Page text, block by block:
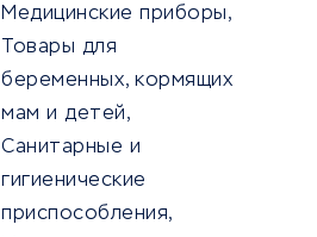
Медицинские приборы,
Товары для
беременных, кормящих
мам и детей,
Санитарные и
гигиенические
приспособления,